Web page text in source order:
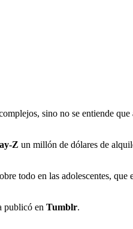
sino no se entiende que
Z un millón de dólares de
todo en las adolescentes,
publicó en Tumblr.